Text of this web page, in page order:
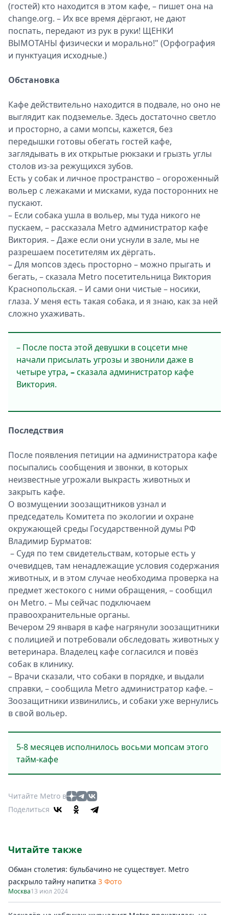
(гостей) кто находится в этом кафе, – пишет она на
change.org. – Их все время дёргают, не дают
поспать, передают из рук в руки! ЩЕНКИ
ВЫМОТАНЫ физически и морально!" (Орфография
и пунктуация исходные.)
Обстановка
Кафе действительно находится в подвале, но оно не
выглядит как подземелье. Здесь достаточно светло
и просторно, а сами мопсы, кажется, без
передышки готовы обегать гостей кафе,
заглядывать в их открытые рюкзаки и грызть углы
столов из-за режущихся зубов.
Есть у собак и личное пространство – огороженный
вольер с лежаками и мисками, куда посторонних не
пускают.
– Если собака ушла в вольер, мы туда никого не
пускаем, – рассказала Metro администратор кафе
Виктория. – Даже если они уснули в зале, мы не
разрешаем посетителям их дёргать.
– Для мопсов здесь просторно – можно прыгать и
бегать, – сказала Metro посетительница Виктория
Краснопольская. – И сами они чистые – носики,
глаза. У меня есть такая собака, и я знаю, как за ней
сложно ухаживать.
– После поста этой девушки в соцсети мне
начали присылать угрозы и звонили даже в
четыре утра, –сказала администратор кафе
Виктория.
Последствия
После появления петиции на администратора кафе
посыпались сообщения и звонки, в которых
неизвестные угрожали выкрасть животных и
закрыть кафе.
О возмущении зоозащитников узнал и
председатель Комитета по экологии и охране
окружающей среды Государственной думы РФ
Владимир Бурматов:
– Судя по тем свидетельствам, которые есть у
очевидцев, там ненадлежащие условия содержания
животных, и в этом случае необходима проверка на
предмет жестокого с ними обращения, – сообщил
он Metro. – Мы сейчас подключаем
правоохранительные органы.
Вечером 29 января в кафе нагрянули зоозащитники
с полицией и потребовали обследовать животных у
ветеринара. Владелец кафе согласился и повёз
собак в клинику.
– Врачи сказали, что собаки в порядке, и выдали
справки, – сообщила Metro администратор кафе. –
Зоозащитники извинились, и собаки уже вернулись
в свой вольер.
5-8 месяцев исполнилось восьми мопсам этого
тайм-кафе
Читайте Metro в
Поделиться
Читайте также
Обман столетия: бульбачино не существует. Metro
раскрыло тайну напитка 3 Фото
Москва13 июл 2024